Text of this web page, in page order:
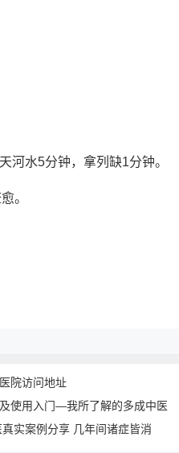
河水5分钟，拿列缺1分钟。
。
院访问地址
使用入门—我所了解的多成中医
实案例分享 几年间诸症皆消